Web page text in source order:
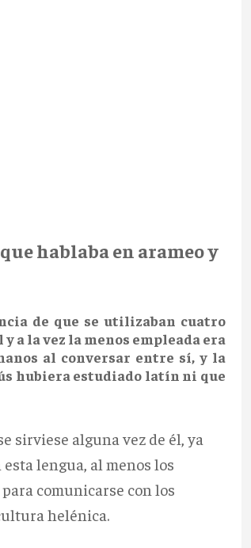
hablaba en arameo y
de que se utilizaban cuatro
a la vez la menos empleada era
al conversar entre sí, y la
hubiera estudiado latín ni que
sirviese alguna vez de él, ya
lengua, al menos los
comunicarse con los
helénica.